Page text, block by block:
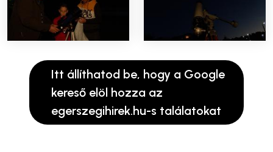
Itt állíthatod be, hogy a Google
kereső elöl hozza az
egerszegihirek.hu-s találatokat